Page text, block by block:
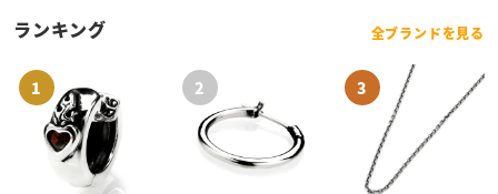
ランキング 全ブランドを見る